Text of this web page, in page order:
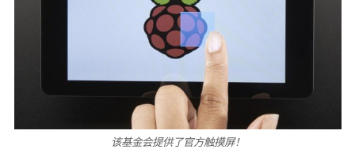
该基金会提供了官方触摸屏！